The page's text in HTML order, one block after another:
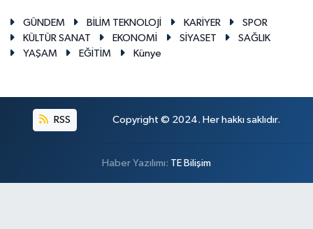
GÜNDEM BİLİM TEKNOLOJİ KARİYER
SPOR
KÜLTÜR SANAT
EKONOMİ SİYASET
SAĞLIK
YAŞAM
EĞİTİM Künye
RSS Copyright © 2024. Her hakkı saklıdır.
Haber Yazılımı: TE Bilişim